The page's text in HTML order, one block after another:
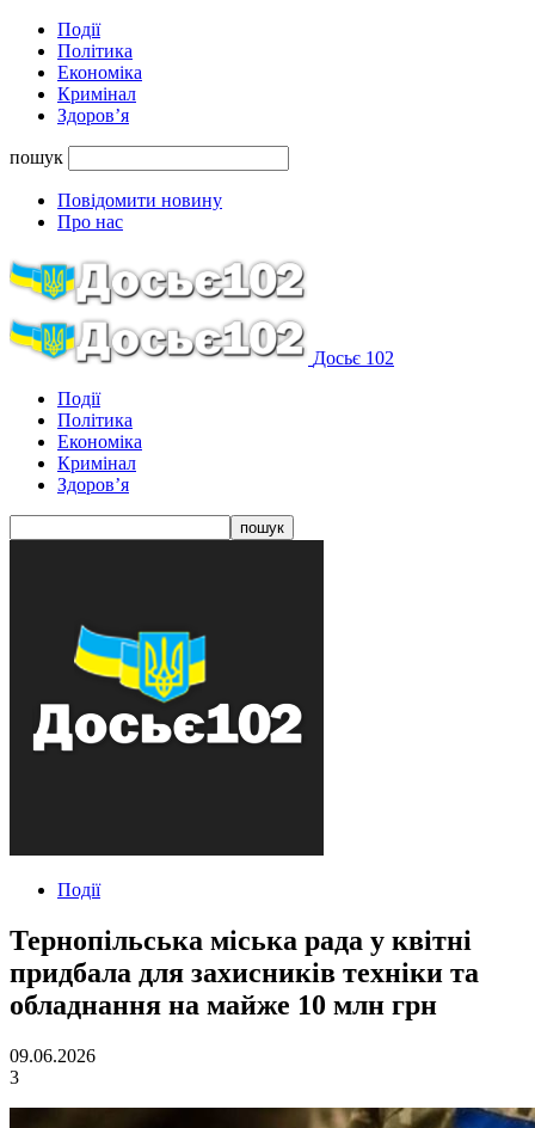
Події
Політика
Економіка
Кримінал
Здоров’я
пошук
Повідомити новину
Про нас
Досьє 102
Події
Політика
Економіка
Кримінал
Здоров’я
Події
Тернопільська міська рада у квітні
придбала для захисників техніки та
обладнання на майже 10 млн грн
09.06.2026
3